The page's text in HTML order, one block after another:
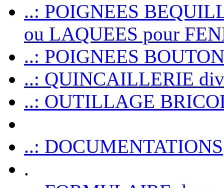
..: POIGNEES
ou LAQUEES pour
..: POIGNEES
..: QUINCAILLERIE
..: OUTILLAGE
..: DOCUMENTATIONS
.